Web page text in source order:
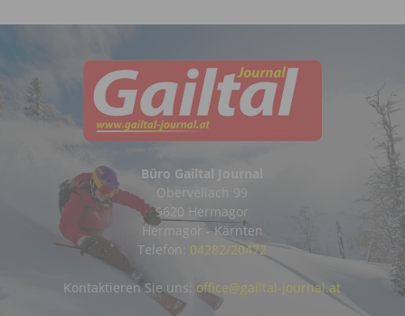
Büro Gailtal Journal
Obervellach 99
9620 Hermagor
Hermagor - Kärnten
Telefon: 04282/20472
Kontaktieren Sie uns: office@gailtal-journal.at